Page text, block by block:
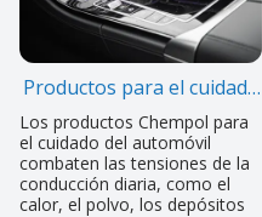
Productos para el cuidado
del automóvil
Los productos Chempol para
el cuidado del automóvil
combaten las tensiones de la
conducción diaria, como el
calor, el polvo, los depósitos